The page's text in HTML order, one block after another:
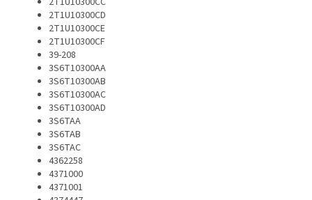
2T1U10300CD
2T1U10300CE
2T1U10300CF
39-208
3S6T10300AA
3S6T10300AB
3S6T10300AC
3S6T10300AD
3S6TAA
3S6TAB
3S6TAC
4362258
4371000
4371001